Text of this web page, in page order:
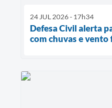
24 JUL 2026 - 17h34
Defesa Civil alerta
com chuvas e